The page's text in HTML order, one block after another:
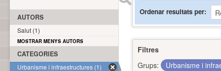
Ordenar resultats per
Filtres
Grups:
Urbanisme i
AUTORS
Salut (1)
MOSTRAR MENYS AUTORS
CATEGORIES
Urbanisme i infraestructures (1)